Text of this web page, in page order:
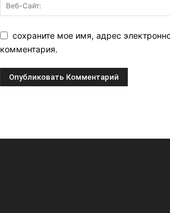
сохраните мое имя, адрес
комментария.